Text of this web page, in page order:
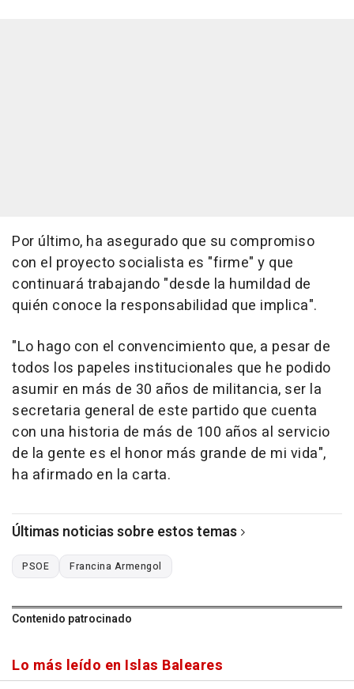
Por último, ha asegurado que su compromiso
con el proyecto socialista es "firme" y que
continuará trabajando "desde la humildad de
quién conoce la responsabilidad que implica".
"Lo hago con el convencimiento que, a pesar de
todos los papeles institucionales que he podido
asumir en más de 30 años de militancia, ser la
secretaria general de este partido que cuenta
con una historia de más de 100 años al servicio
de la gente es el honor más grande de mi vida",
ha afirmado en la carta.
Últimas noticias sobre estos temas
PSOE Francina Armengol
Contenido patrocinado
Lo más leído en Islas Baleares